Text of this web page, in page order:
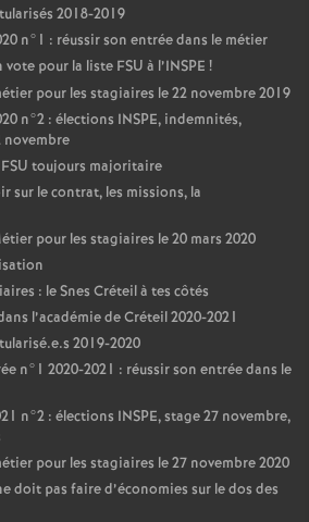
2018-2019
n°1 : réussir son entrée dans le métier
vote pour la liste FSU à l’INSPE !
pour les stagiaires le 22 novembre 2019
n°2 : élections INSPE, indemnités,
novembre
FSU toujours majoritaire
sur le contrat, les missions, la
pour les stagiaires le 20 mars 2020
: le Snes Créteil à tes côtés
l’académie de Créteil 2020-2021
2019-2020
n°1 2020-2021 : réussir son entrée dans le
n°2 : élections INSPE, stage 27 novembre,
pour les stagiaires le 27 novembre 2020
doit pas faire d’économies sur le dos des